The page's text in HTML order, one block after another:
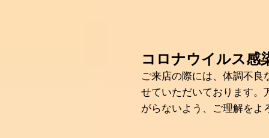
コロナウイルス感
ご来店の際には、体調不
せていただいております。
がらないよう、ご理解をよ